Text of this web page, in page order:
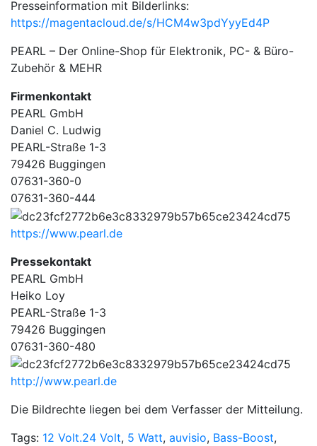
Presseinformation mit Bilderlinks:
https://magentacloud.de/s/HCM4w3pdYyyEd4P
PEARL – Der Online-Shop für Elektronik, PC- & Büro-
Zubehör & MEHR
Firmenkontakt
PEARL GmbH
Daniel C. Ludwig
PEARL-Straße 1-3
79426 Buggingen
07631-360-0
07631-360-444
https://www.pearl.de
Pressekontakt
PEARL GmbH
Heiko Loy
PEARL-Straße 1-3
79426 Buggingen
07631-360-480
http://www.pearl.de
Die Bildrechte liegen bei dem Verfasser der Mitteilung.
Tags: 12 Volt.24 Volt, 5 Watt, auvisio, Bass-Boost,